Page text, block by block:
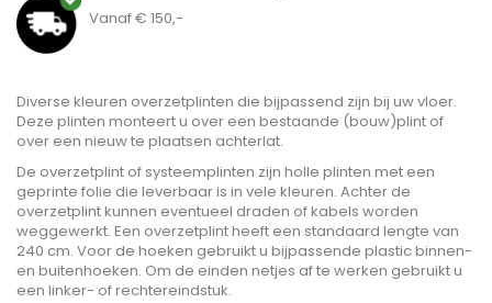
Vanaf € 150,-
Diverse kleuren overzetplinten die bijpassend zijn bij uw vloer.
Deze plinten monteert u over een bestaande (bouw)plint of
over een nieuw te plaatsen achterlat.
De overzetplint of systeemplinten zijn holle plinten met een
geprinte folie die leverbaar is in vele kleuren. Achter de
overzetplint kunnen eventueel draden of kabels worden
weggewerkt. Een overzetplint heeft een standaard lengte van
240 cm. Voor de hoeken gebruikt u bijpassende plastic binnen-
en buitenhoeken. Om de einden netjes af te werken gebruikt u
een linker- of rechtereindstuk.